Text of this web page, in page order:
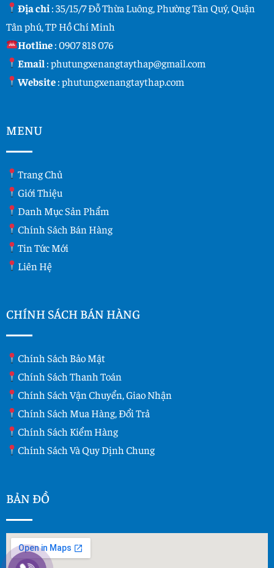
Địa chỉ: 35/15/7 Đỗ Thừa Luông, Phường Tân Quý, Quận
Tân phú, TP Hồ Chí Minh
Hotline:0907 818 076
Email :phutungxenangtaythap@gmail.com
Website:phutungxenangtaythap.com
MENU
Trang Chủ
Giới Thiệu
Danh Mục Sản Phẩm
Chính Sách Bán Hàng
Tin Tức Mới
Liên Hệ
CHÍNH SÁCH BÁN HÀNG
Chính Sách Bảo Mật
Chính Sách Thanh Toán
Chính Sách Vận Chuyển, Giao Nhận
Chính Sách Mua Hàng, Đổi Trả
Chính Sách Kiểm Hàng
Chính Sách Và Quy Dịnh Chung
BẢN ĐỒ